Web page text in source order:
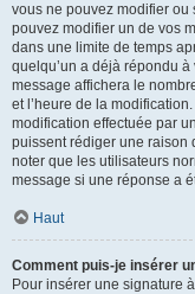
vous ne pouvez modifier ou
pouvez modifier un de vos
dans une limite de temps
quelqu’un a déjà répondu
message affichera le
et l’heure de la modification.
modification effectuée par
puissent rédiger une raison
noter que les utilisateurs
message si une réponse a
Haut
Comment puis-je insérer
Pour insérer une signature